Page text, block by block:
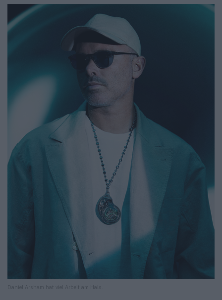
Daniel Arsham hat viel Arbeit am Hals.